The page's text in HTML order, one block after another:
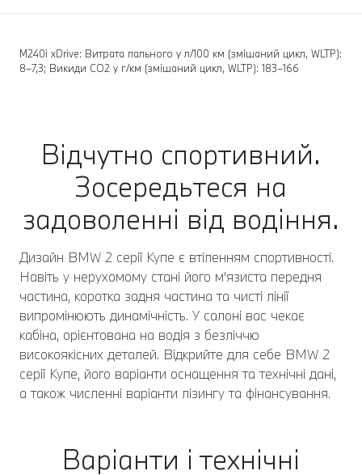
M240i xDrive: Витрата пального у л/100 км (змішаний цикл, WLTP):
8–7,3; Викиди СО2 у г/км (змішаний цикл, WLTP): 183–166
Відчутно спортивний.
Зосередьтеся на
задоволенні від водіння.
Дизайн BMW 2 серії Купе є втіленням спортивності.
Навіть у нерухомому стані його м'язиста передня
частина, коротка задня частина та чисті лінії
випромінюють динамічність. У салоні вас чекає
кабіна, орієнтована на водія з безліччю
високоякісних деталей. Відкрийте для себе BMW 2
серії Купе, його варіанти оснащення та технічні дані,
а також численні варіанти лізингу та фінансування.
Варіанти і технічні